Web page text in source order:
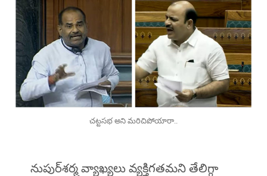
చట్టసభ అని మరిచిపోయారా..
నుపుర్‌శర్మ వ్యాఖ్యలు వ్యక్తిగతమని తేలిగ్గా